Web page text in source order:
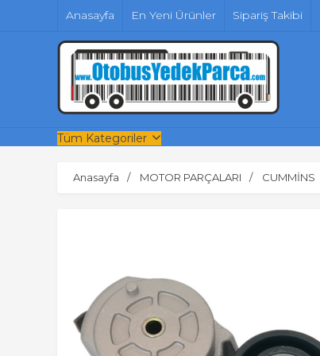
Anasayfa En Yeni Ürünler Sipariş Takibi
Tüm Kategoriler
Anasayfa MOTOR PARÇALARI CUMMİNS